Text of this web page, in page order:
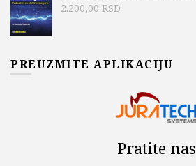
2.200,00 RSD
PREUZMITE APLIKACIJU
Pratite nas